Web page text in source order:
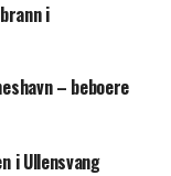
i
– beboere
i Ullensvang